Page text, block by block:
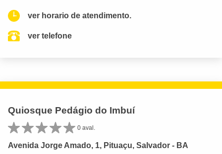
ver horario de atendimento.
ver telefone
Quiosque Pedágio do Imbuí
0 aval.
Avenida Jorge Amado, 1, Pituaçu, Salvador - BA